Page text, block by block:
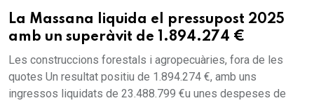
La Massana liquida el pressupost 2025
amb un superàvit de 1.894.274 €
Les construccions forestals i agropecuàries, fora de les
quotes Un resultat positiu de 1.894.274 €, amb uns
ingressos liquidats de 23.488.799 €u unes despeses de